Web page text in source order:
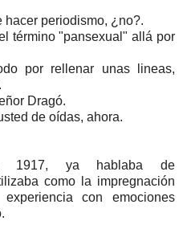
hacer periodismo, ¿no?.
término "pansexual" allá por
por rellenar unas lineas,
Dragó.
de oídas, ahora.
1917, ya hablaba de
como la impregnación
con emociones